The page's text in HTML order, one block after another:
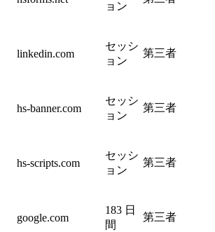
ョン
linkedin.com
セッシ
ョン
第三者
hs-banner.com
セッシ
ョン
第三者
hs-scripts.com
セッシ
ョン
第三者
google.com
183 日
間
第三者